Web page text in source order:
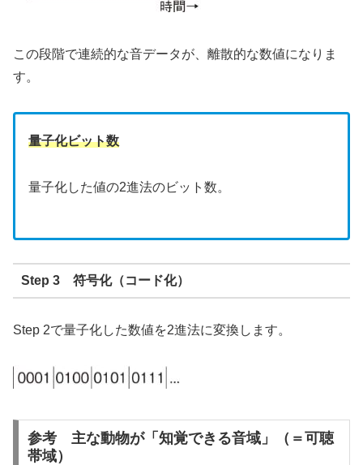
この段階で連続的な音データが、離散的な数値になりま
す。
量子化ビット数
量子化した値の2進法のビット数。
Step 3 符号化（コード化）
Step 2で量子化した数値を2進法に変換します。
参考 主な動物が「知覚できる音域」（＝可聴
帯域）